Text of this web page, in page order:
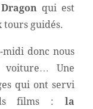
qui est
tours guidés.
midi donc nous
Une
qui ont servi
films : la